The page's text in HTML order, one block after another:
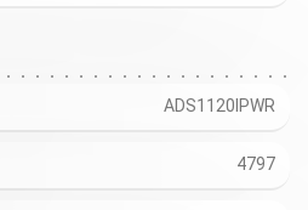
ADS1120IPWR
4797